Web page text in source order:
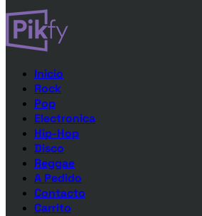
Inicio
Rock
Pop
Electronica
Hip-Hop
Disco
Reggae
A Pedido
Contacto
Carrito